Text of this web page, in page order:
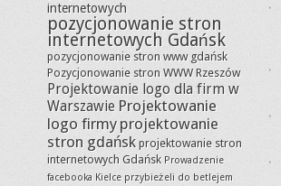
internetowych
pozycjonowanie stron
internetowych Gdańsk
pozycjonowanie stron www gdańsk
Pozycjonowanie stron WWW Rzeszów
Projektowanie logo dla firm w
Warszawie Projektowanie
logo firmy projektowanie
stron gdańsk projektowanie stron
internetowych Gdańsk Prowadzenie
facebooka Kielce przybieżeli do betlejem